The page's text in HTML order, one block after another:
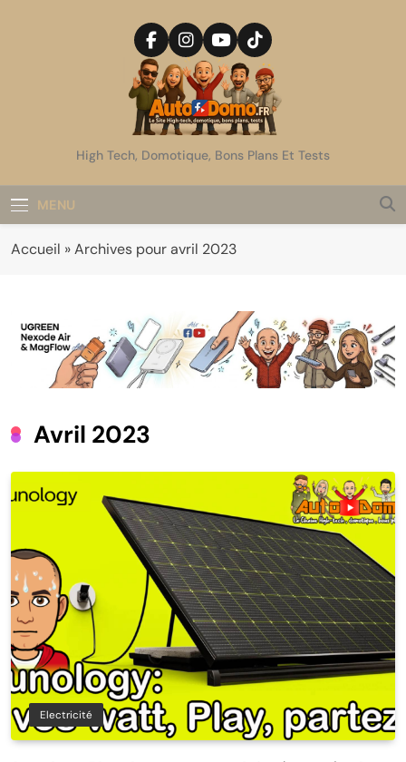
AutoDomo
High Tech, Domotique, Bons Plans Et Tests
MENU
Accueil »Archives pour avril 2023
Avril 2023
Electricité